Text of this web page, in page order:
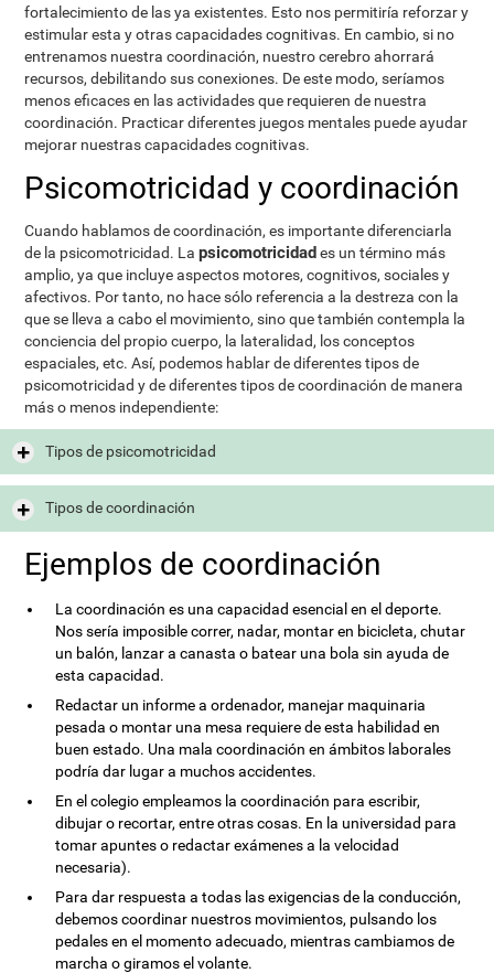
fortalecimiento de las ya existentes. Esto nos permitiría reforzar y
estimular esta y otras capacidades cognitivas. En cambio, si no
entrenamos nuestra coordinación, nuestro cerebro ahorrará
recursos, debilitando sus conexiones. De este modo, seríamos
menos eficaces en las actividades que requieren de nuestra
coordinación. Practicar diferentes juegos mentales puede ayudar
mejorar nuestras capacidades cognitivas.
Psicomotricidad y coordinación
Cuando hablamos de coordinación, es importante diferenciarla
de la psicomotricidad. Lapsicomotricidades un término más
amplio, ya que incluye aspectos motores, cognitivos, sociales y
afectivos. Por tanto, no hace sólo referencia a la destreza con la
que se lleva a cabo el movimiento, sino que también contempla la
conciencia del propio cuerpo, la lateralidad, los conceptos
espaciales, etc. Así, podemos hablar de diferentes tipos de
psicomotricidad y de diferentes tipos de coordinación de manera
más o menos independiente:
Tipos de psicomotricidad
Tipos de coordinación
Ejemplos de coordinación
La coordinación es una capacidad esencial en el deporte.
Nos sería imposible correr, nadar, montar en bicicleta, chutar
un balón, lanzar a canasta o batear una bola sin ayuda de
esta capacidad.
Redactar un informe a ordenador, manejar maquinaria
pesada o montar una mesa requiere de esta habilidad en
buen estado. Una mala coordinación en ámbitos laborales
podría dar lugar a muchos accidentes.
En el colegio empleamos la coordinación para escribir,
dibujar o recortar, entre otras cosas. En la universidad para
tomar apuntes o redactar exámenes a la velocidad
necesaria).
Para dar respuesta a todas las exigencias de la conducción,
debemos coordinar nuestros movimientos, pulsando los
pedales en el momento adecuado, mientras cambiamos de
marcha o giramos el volante.